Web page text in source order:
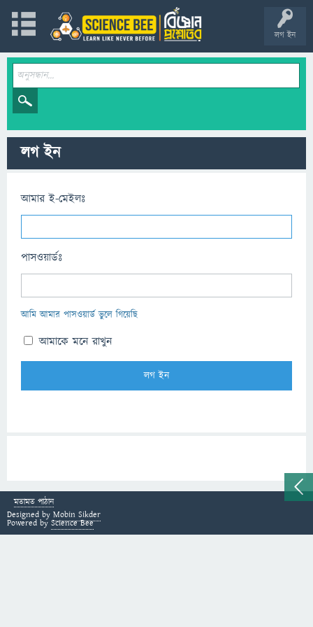
লগ ইন
লগ ইন
আমার ই-মেইলঃ
পাসওয়ার্ডঃ
আমি আমার পাসওয়ার্ড ভুলে গিয়েছি
আমাকে মনে রাখুন
মতামত পাঠান
Designed by Mobin Sikder
Powered by Science Bee